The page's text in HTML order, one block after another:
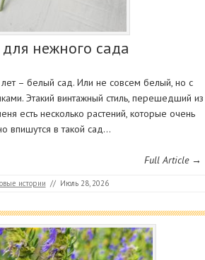
нежного сада
– белый сад. Или не совсем белый, но с
Этакий винтажный стиль, перешедший из
есть несколько растений, которые очень
впишутся в такой сад…
Full Article →
истории // Июль 28, 2026